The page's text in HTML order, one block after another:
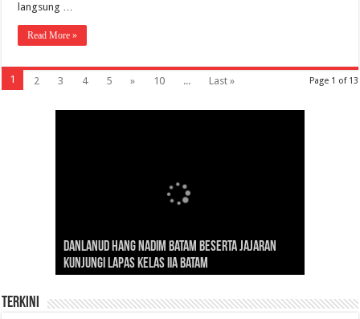
langsung …
Read More »
Page 1 of 13
1 2 3 4 5 » 10 ... Last »
Danlanud Hang Nadim Batam Beserta Jajaran
Kunjungi Lapas Kelas IIA Batam
Silaturahmi dan Reses Komite I DPD RI di Polda
Jambi Bahas Sinergitas Penanganan Narkotika
Edukasi Pembentukan Karakter Generasi
Penerus
Cepat Beroperasi Agar Bisa Layani Masyarakat
Penuhi Kebutuhannya
Nusantara: Ratu Wangsa, Wanita Berkelas
dengan Pengaruh Internasional
Terkini